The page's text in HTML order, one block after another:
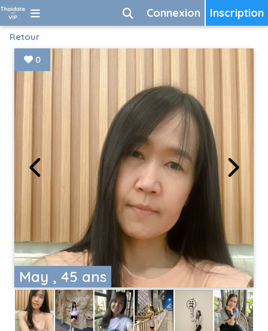
Inscription
Connexion
Retour
May , 45 ans
0